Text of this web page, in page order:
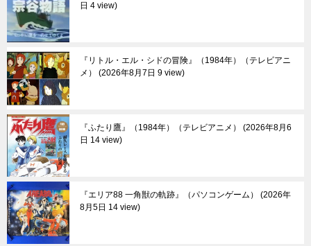
日 4 view
『リトル・エル・シドの冒険』（1984年）（テレビアニ
メ）
2026年8月7日 9 view
『ふたり鷹』（1984年）（テレビアニメ）
2026年8月6
日 14 view
『エリア88 一角獣の軌跡』（パソコンゲーム）
2026年
8月5日 14 view